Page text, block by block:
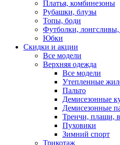
Платья, комбинезоны
Рубашки, блузы
Топы, боди
Футболки, лонгсливы,
Юбки
Скидки и акции
Все модели
Верхняя одежда
Все модели
Утепленные
Пальто
Демисезонные
Демисезонные
Тренчи, плащи,
Пуховики
Зимний спорт
Трикотаж